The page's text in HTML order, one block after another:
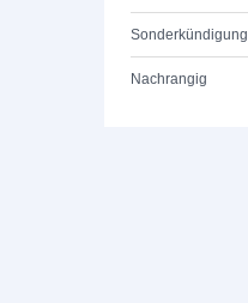
Sonderkündigung
Nachrangig